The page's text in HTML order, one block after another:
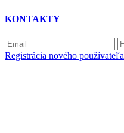
KONTAKTY
Registrácia nového používateľa